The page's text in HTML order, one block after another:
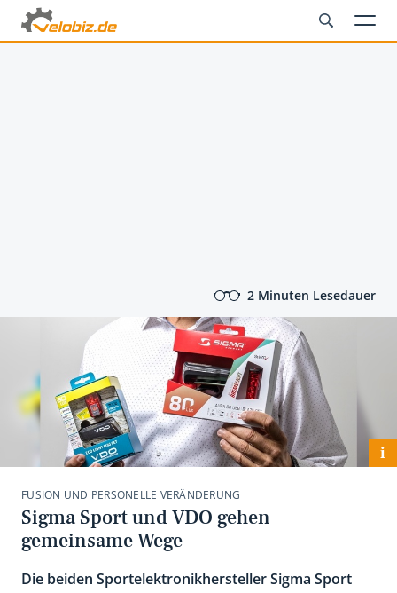
2 Minuten Lesedauer
i
FUSION UND PERSONELLE VERÄNDERUNG
Sigma Sport und VDO gehen
gemeinsame Wege
Die beiden Sportelektronikhersteller Sigma Sport